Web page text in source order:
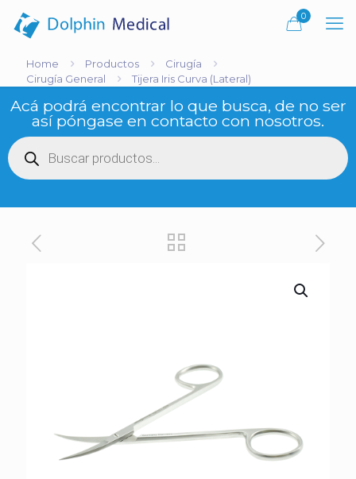
0
Home Productos
Cirugía
Cirugía General
Tijera Iris Curva (Lateral)
Acá podrá encontrar lo que busca, de no ser
así póngase en contacto con nosotros.
Búsqueda
de
productos